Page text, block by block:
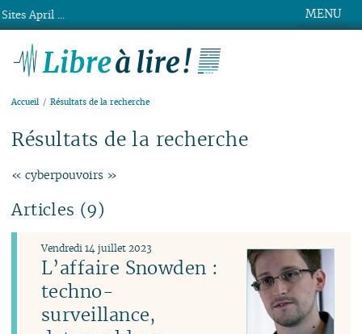
MENU
Accueil Résultats de la recherche
Résultats de la recherche
« cyberpouvoirs »
Articles (9)
L’affaire Snowden :
techno-
surveillance,
Vendredi 14 juillet 2023
Sites April ...